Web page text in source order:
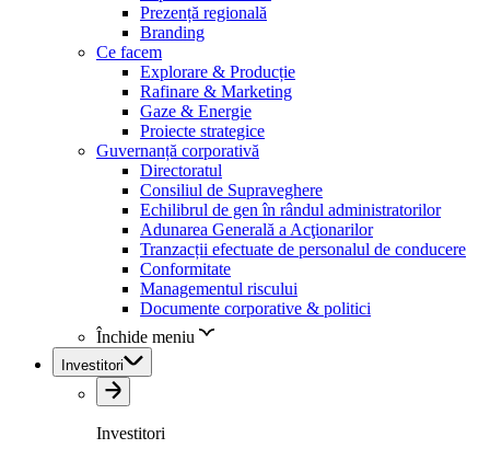
Prezență regională
Branding
Ce facem
Explorare & Producție
Rafinare & Marketing
Gaze & Energie
Proiecte strategice
Guvernanță corporativă
Directoratul
Consiliul de Supraveghere
Echilibrul de gen în rândul administratorilor
Adunarea Generală a Acţionarilor
Tranzacții efectuate de personalul de conducere
Conformitate
Managementul riscului
Documente corporative & politici
Închide meniu
Investitori
Investitori